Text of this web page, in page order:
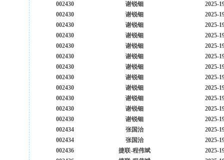
002430
谢锐钿
2025-
002430
谢锐钿
2025-
002430
谢锐钿
2025-
002430
谢锐钿
2025-
002430
谢锐钿
2025-
002430
谢锐钿
2025-
002430
谢锐钿
2025-
002430
谢锐钿
2025-
002430
谢锐钿
2025-
002430
谢锐钿
2025-
002430
谢锐钿
2025-
002430
谢锐钿
2025-
002434
张国治
2025-
002434
张国治
2025-
002436
捷联-程伟斌
2025-